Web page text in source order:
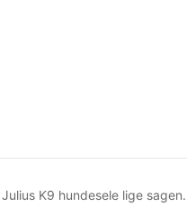
K9 hundesele lige sagen.